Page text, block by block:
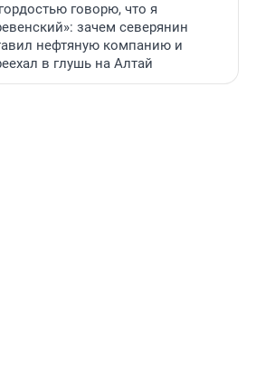
говорю, что я
зачем северянин
нефтяную компанию и
в глушь на Алтай